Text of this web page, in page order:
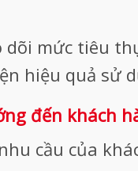
dõi mức tiêu
hiệu quả sử
đến khách
cầu của